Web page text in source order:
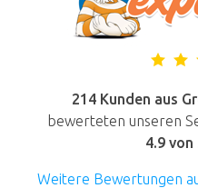
214 Kunden aus
bewerteten unseren
4.9 von
Weitere Bewertungen